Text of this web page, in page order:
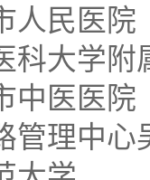
人民医院
科大学附
中医医院
管理中心